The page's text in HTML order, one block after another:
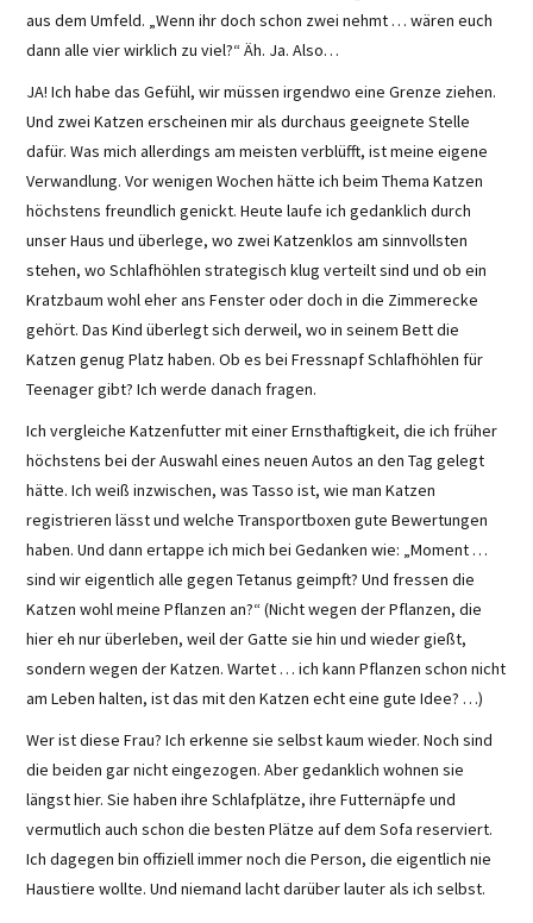
aus dem Umfeld. „Wenn ihr doch schon zwei nehmt … wären euch
dann alle vier wirklich zu viel?“ Äh. Ja. Also…
JA! Ich habe das Gefühl, wir müssen irgendwo eine Grenze ziehen.
Und zwei Katzen erscheinen mir als durchaus geeignete Stelle
dafür. Was mich allerdings am meisten verblüfft, ist meine eigene
Verwandlung. Vor wenigen Wochen hätte ich beim Thema Katzen
höchstens freundlich genickt. Heute laufe ich gedanklich durch
unser Haus und überlege, wo zwei Katzenklos am sinnvollsten
stehen, wo Schlafhöhlen strategisch klug verteilt sind und ob ein
Kratzbaum wohl eher ans Fenster oder doch in die Zimmerecke
gehört. Das Kind überlegt sich derweil, wo in seinem Bett die
Katzen genug Platz haben. Ob es bei Fressnapf Schlafhöhlen für
Teenager gibt? Ich werde danach fragen.
Ich vergleiche Katzenfutter mit einer Ernsthaftigkeit, die ich früher
höchstens bei der Auswahl eines neuen Autos an den Tag gelegt
hätte. Ich weiß inzwischen, was Tasso ist, wie man Katzen
registrieren lässt und welche Transportboxen gute Bewertungen
haben. Und dann ertappe ich mich bei Gedanken wie: „Moment …
sind wir eigentlich alle gegen Tetanus geimpft? Und fressen die
Katzen wohl meine Pflanzen an?“ (Nicht wegen der Pflanzen, die
hier eh nur überleben, weil der Gatte sie hin und wieder gießt,
sondern wegen der Katzen. Wartet … ich kann Pflanzen schon nicht
am Leben halten, ist das mit den Katzen echt eine gute Idee? …)
Wer ist diese Frau? Ich erkenne sie selbst kaum wieder. Noch sind
die beiden gar nicht eingezogen. Aber gedanklich wohnen sie
längst hier. Sie haben ihre Schlafplätze, ihre Futternäpfe und
vermutlich auch schon die besten Plätze auf dem Sofa reserviert.
Ich dagegen bin offiziell immer noch die Person, die eigentlich nie
Haustiere wollte. Und niemand lacht darüber lauter als ich selbst.